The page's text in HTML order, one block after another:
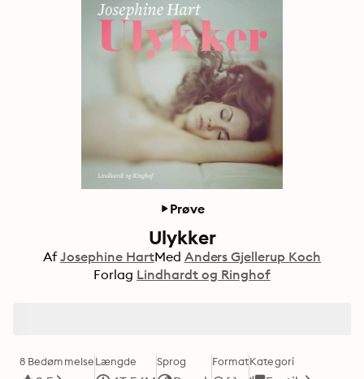
Prøve
Ulykker
Af Josephine HartMed Anders Gjellerup Koch
Forlag Lindhardt og Ringhof
8 BedømmelseLængde Sprog FormatKategori